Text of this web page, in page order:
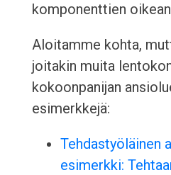
komponenttien
Aloitamme kohta,
joitakin muita
kokoonpanijan
esimerkkejä:
Tehdastyöläinen
esimerkki: